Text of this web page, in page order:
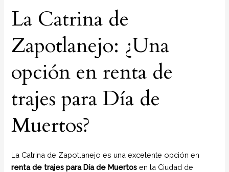
La Catrina de
Zapotlanejo: ¿Una
opción en renta de
trajes para Día de
Muertos?
La Catrina de Zapotlanejo es una excelente opción en
renta de trajes para Día de Muertos en la Ciudad de